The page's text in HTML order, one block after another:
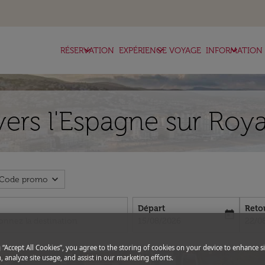
RÉSERVATION
keyboard_arrow_down EXPÉRIENCE VOYAGE
keyboard_arrow_down INFORMATION
keyboard_arrow_down
l'Espagne sur
promo expand_more
Départ
today
fc-
“Accept All Cookies”, you agree to the storing of cookies on your device to enhance
analyze site usage, and assist in our marketing efforts.